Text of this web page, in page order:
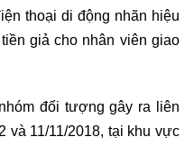
thoại di động nhãn hiệu
giả cho nhân viên giao
đối tượng gây ra liên
và 11/11/2018, tại khu vực